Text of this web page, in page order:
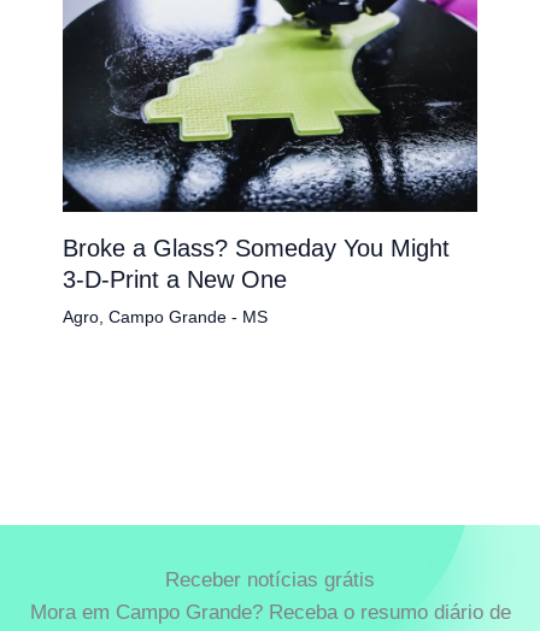
Broke a Glass? Someday You Might
3-D-Print a New One
Agro, Campo Grande - MS
Receber notícias grátis
Mora em Campo Grande? Receba o resumo diário de